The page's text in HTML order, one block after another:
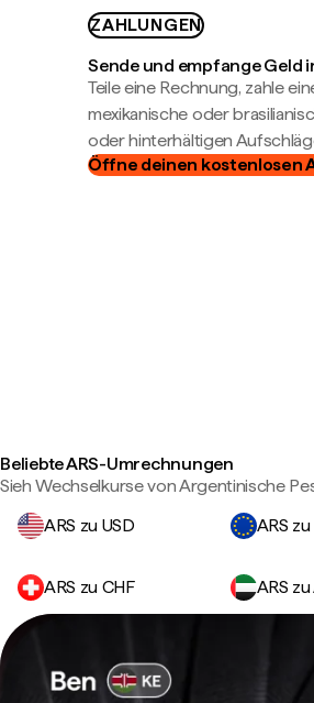
ZAHLUNGEN
Sende und empfange Geld
Teile eine Rechnung, zahle
mexikanische oder
oder hinterhältigen
Öffne deinen kostenlosen
Beliebte ARS-Umrechnungen
Sieh Wechselkurse von Argentinische
ARS zu USD
ARS zu
ARS zu CHF ARS